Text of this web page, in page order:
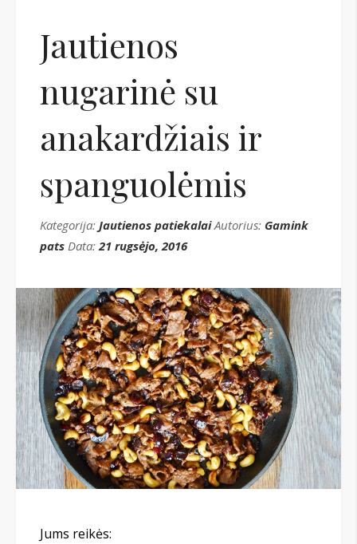
Jautienos
nugarinė su
anakardžiais ir
spanguolėmis
Kategorija: Jautienos patiekalaiAutorius: Gamink
pats Data:21 rugsėjo, 2016
Jums reikės: